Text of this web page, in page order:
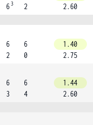
6 3
2
2.60
6
2
6
0
1.40
2.75
6
3
6
4
1.44
2.60